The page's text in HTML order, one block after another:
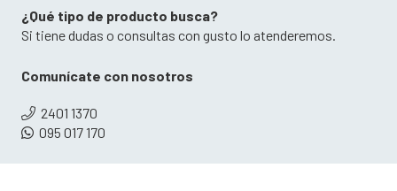
¿Qué tipo de producto busca?
Si tiene dudas o consultas con gusto lo atenderemos.
Comunícate con nosotros
2401 1370
095 017 170